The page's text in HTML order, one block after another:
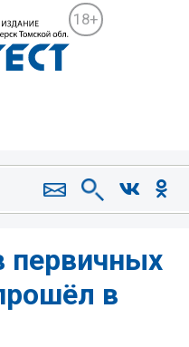
18+
первичных
в